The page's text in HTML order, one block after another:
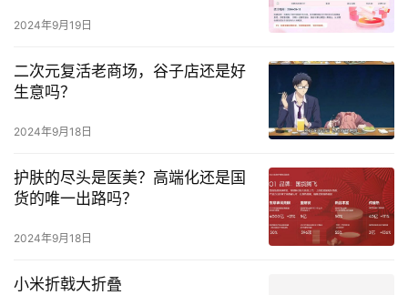
2024年9月19日
二次元复活老商场，谷子店还是好
生意吗？
2024年9月18日
护肤的尽头是医美？高端化还是国
货的唯一出路吗？
2024年9月18日
小米折戟大折叠